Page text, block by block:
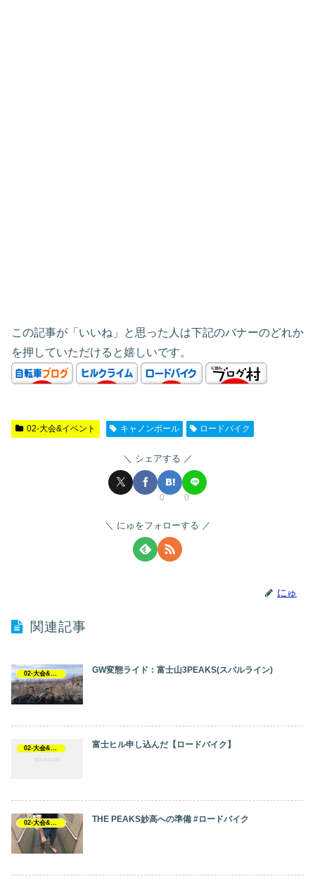
この記事が「いいね」と思った人は下記のバナーのどれか
を押していただけると嬉しいです。
02-大会&イベント キャノンボール ロードバイク
シェアする
0 0
にゅをフォローする
にゅ
関連記事
02-大会&イベント GW変態ライド：富士山3PEAKS(スバルライン)
02-大会&イベント 富士ヒル申し込んだ【ロードバイク】
THE PEAKS妙高への準備 #ロードバイク